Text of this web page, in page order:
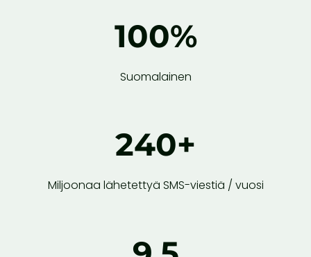
100%
Suomalainen
240+
Miljoonaa lähetettyä SMS-viestiä / vuosi